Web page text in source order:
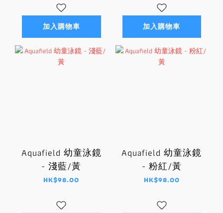
加入購物車 加入購物車
Aquafield 幼童泳鏡
- 淺藍/黃
HK$98.00
Aquafield 幼童泳鏡
- 粉紅/黃
HK$98.00